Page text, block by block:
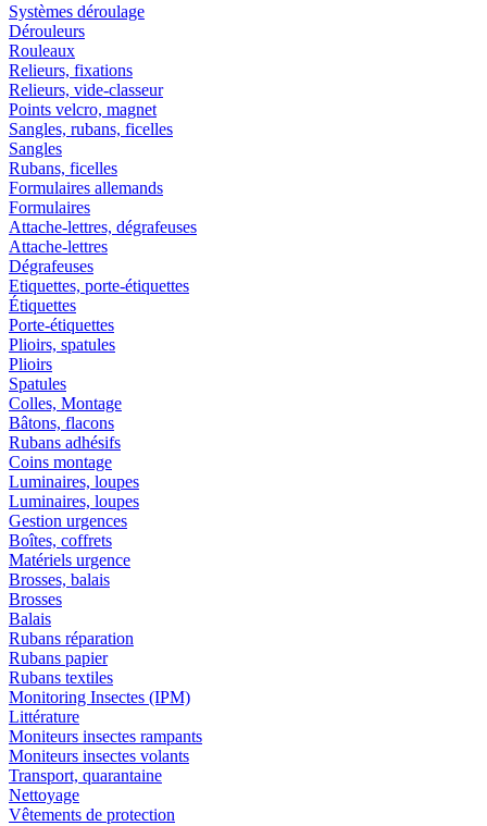
Systèmes déroulage
Dérouleurs
Rouleaux
Relieurs, fixations
Relieurs, vide-classeur
Points velcro, magnet
Sangles, rubans, ficelles
Sangles
Rubans, ficelles
Formulaires allemands
Formulaires
Attache-lettres, dégrafeuses
Attache-lettres
Dégrafeuses
Etiquettes, porte-étiquettes
Étiquettes
Porte-étiquettes
Plioirs, spatules
Plioirs
Spatules
Colles, Montage
Bâtons, flacons
Rubans adhésifs
Coins montage
Luminaires, loupes
Luminaires, loupes
Gestion urgences
Boîtes, coffrets
Matériels urgence
Brosses, balais
Brosses
Balais
Rubans réparation
Rubans papier
Rubans textiles
Monitoring Insectes (IPM)
Littérature
Moniteurs insectes rampants
Moniteurs insectes volants
Transport, quarantaine
Nettoyage
Vêtements de protection